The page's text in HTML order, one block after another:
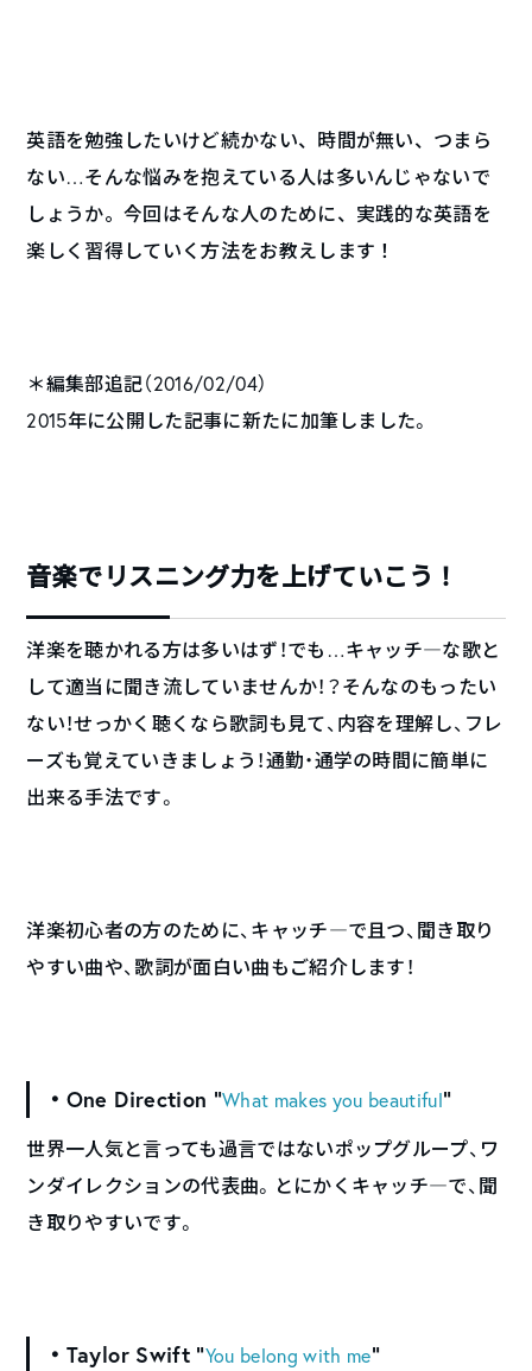
英語を勉強したいけど続かない、時間が無い、つまら
ない…そんな悩みを抱えている人は多いんじゃないで
しょうか。今回はそんな人のために、実践的な英語を
楽しく習得していく方法をお教えします！
＊編集部追記（2016/02/04）
2015年に公開した記事に新たに加筆しました。
音楽でリスニング力を上げていこう！
洋楽を聴かれる方は多いはず！でも…キャッチ―な歌と
して適当に聞き流していませんか！？そんなのもったい
ない！せっかく聴くなら歌詞も見て、内容を理解し、フレ
ーズも覚えていきましょう！通勤・通学の時間に簡単に
出来る手法です。
洋楽初心者の方のために、キャッチ―で且つ、聞き取り
やすい曲や、歌詞が面白い曲もご紹介します！
・One Direction “What makes you beautiful”
世界一人気と言っても過言ではないポップグループ、ワ
ンダイレクションの代表曲。とにかくキャッチ―で、聞
き取りやすいです。
・Taylor Swift “You belong with me”